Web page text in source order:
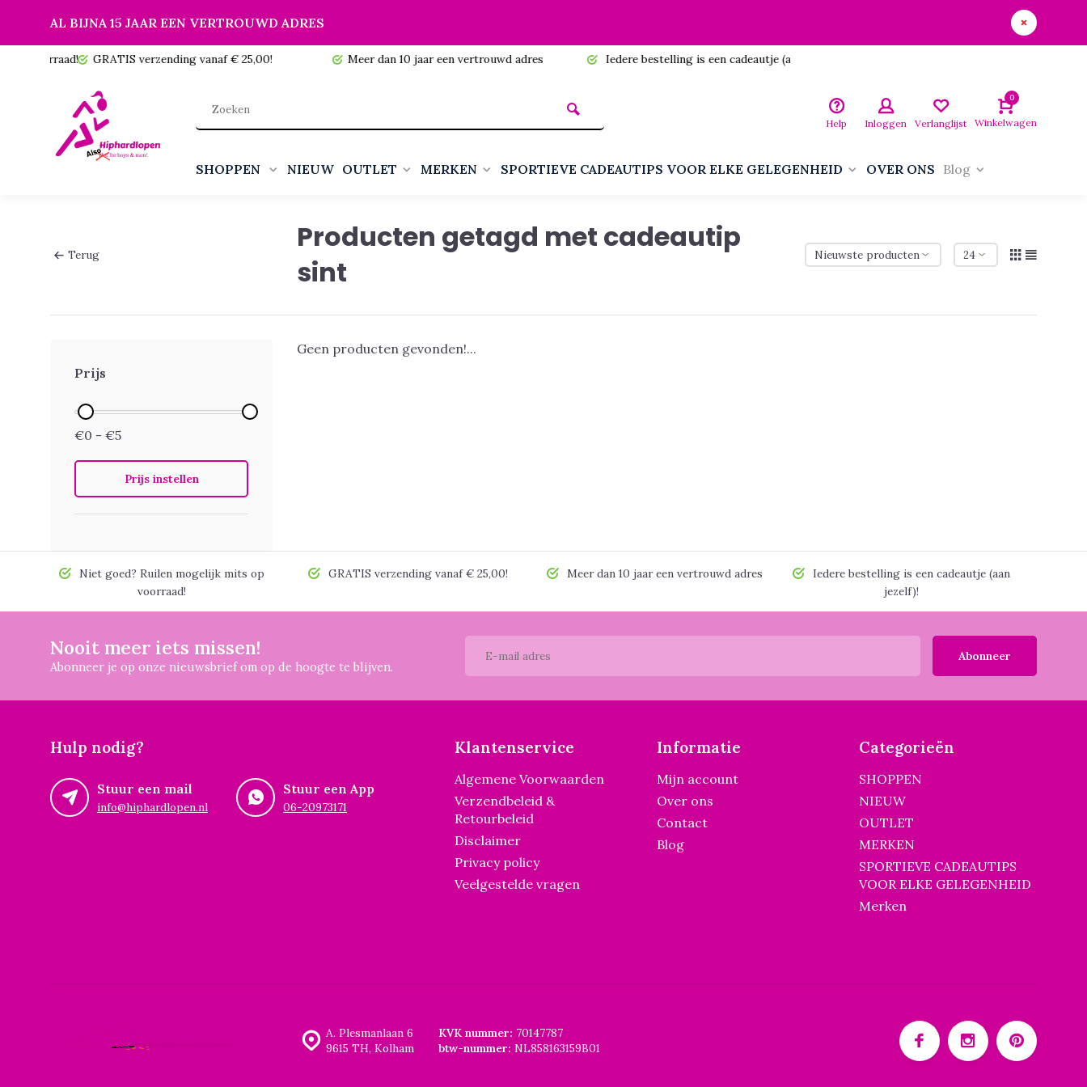
AL BIJNA 15 JAAR EEN VERTROUWD ADRES
GRATIS verzending vanaf € 25,00! Meer dan 10 jaar een vertrouwd adres Iedere bestelling is een cadeautje (aan jezelf)!
Help Inloggen Verlanglijst
0
Winkelwagen
SHOPPEN NIEUW OUTLET MERKEN SPORTIEVE CADEAUTIPS VOOR ELKE GELEGENHEID OVER ONS Blog
Terug
Producten getagd met cadeautip
sint
Prijs
€0 - €5
Prijs instellen
Geen producten gevonden!...
Niet goed? Ruilen mogelijk mits op
voorraad!
GRATIS verzending vanaf € 25,00! Meer dan 10 jaar een vertrouwd adres
Iedere bestelling is een cadeautje (aan
jezelf)!
Nooit meer iets missen!
Abonneer je op onze nieuwsbrief om op de hoogte te blijven.
Abonneer
Hulp nodig?
Stuur een mail
info@hiphardlopen.nl
Stuur een App
06-20973171
Klantenservice
Algemene Voorwaarden
Verzendbeleid &
Retourbeleid
Disclaimer
Privacy policy
Veelgestelde vragen
Informatie
Mijn account
Over ons
Contact
Blog
Categorieën
SHOPPEN
NIEUW
OUTLET
MERKEN
SPORTIEVE CADEAUTIPS
VOOR ELKE GELEGENHEID
Merken
A. Plesmanlaan 6
9615 TH, Kolham
KVK nummer: 70147787
btw-nummer: NL858163159B01